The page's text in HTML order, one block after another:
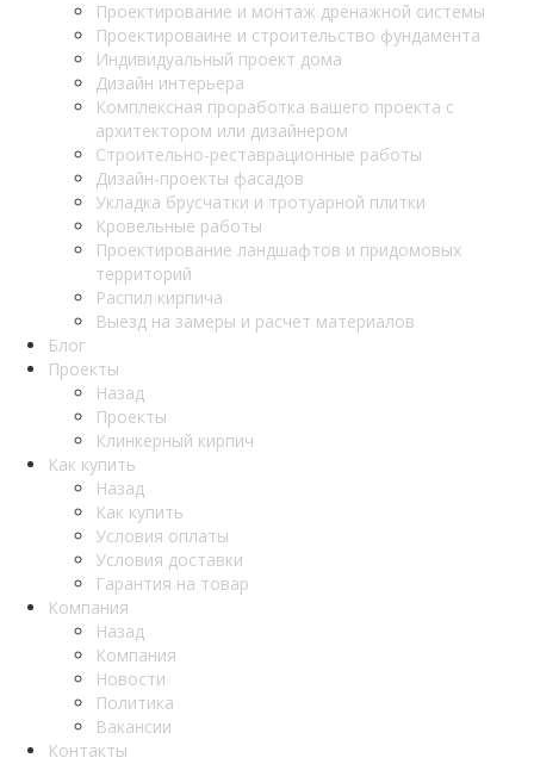
Проектирование и монтаж дренажной системы
Проектироваине и строительство фундамента
Индивидуальный проект дома
Дизайн интерьера
Комплексная проработка вашего проекта с
архитектором или дизайнером
Строительно-реставрационные работы
Дизайн-проекты фасадов
Укладка брусчатки и тротуарной плитки
Кровельные работы
Проектирование ландшафтов и придомовых
территорий
Распил кирпича
Выезд на замеры и расчет материалов
Блог
Проекты
Назад
Проекты
Клинкерный кирпич
Как купить
Назад
Как купить
Условия оплаты
Условия доставки
Гарантия на товар
Компания
Назад
Компания
Новости
Политика
Вакансии
Контакты